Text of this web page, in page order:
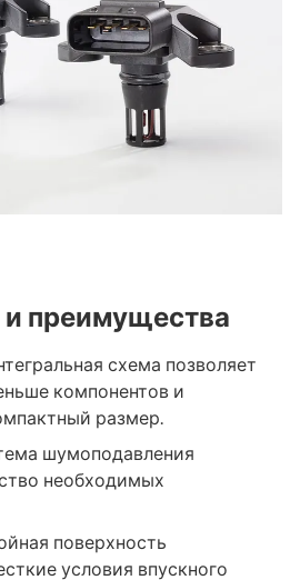
преимущества
схема позволяет
компонентов и
размер.
шумоподавления
необходимых
поверхность
условия впускного